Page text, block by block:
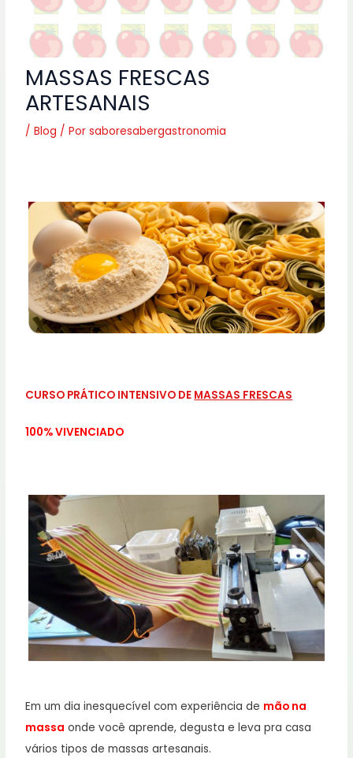
MASSAS FRESCAS
ARTESANAIS
/Blog / Porsaboresabergastronomia
CURSO PRÁTICO INTENSIVO DE MASSAS FRESCAS
100% VIVENCIADO
Em um dia inesquecível com experiência de mão na
massa onde você aprende, degusta e leva pra casa
vários tipos de massas artesanais.